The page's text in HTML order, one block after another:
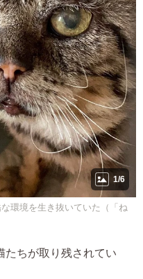
1/6
環境を生き抜いていた（「ね
たちが取り残されてい